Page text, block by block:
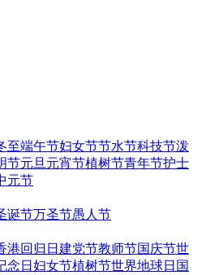
至端午节妇女节节水节科技节泼
节元旦 元宵节植树节青年节护士
元节
诞节万圣节愚人节
港回归日 建党节教师节国庆节世
念日 妇女节植树节世界地球日 国